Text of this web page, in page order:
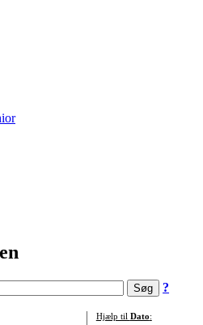
?
Hjælp til Dato: